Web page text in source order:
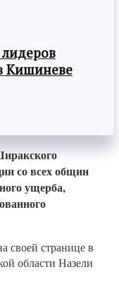
Кишиневе
со всех общин
ущерба,
своей странице в
области Назели